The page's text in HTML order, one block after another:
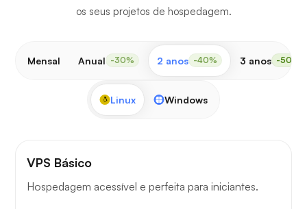
os seus projetos de hospedagem.
Mensal Anual -30% 2 anos -40% 3 anos -50%
Linux Windows
VPS Básico
Hospedagem acessível e perfeita para iniciantes.